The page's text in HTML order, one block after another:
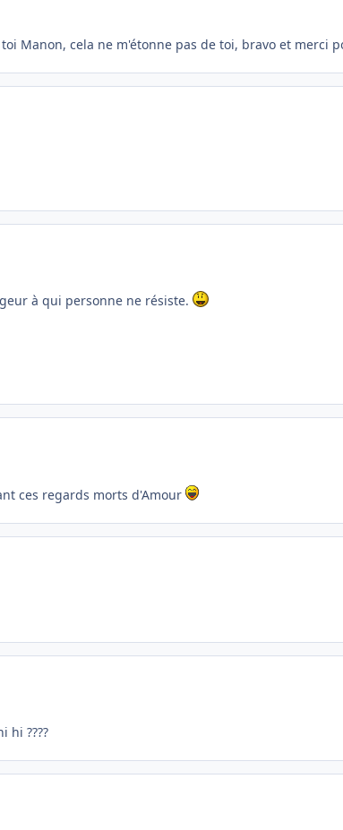
Manon, cela ne m'étonne pas de toi, bravo et merci
à qui personne ne résiste.
ces regards morts d'Amour
hi ????